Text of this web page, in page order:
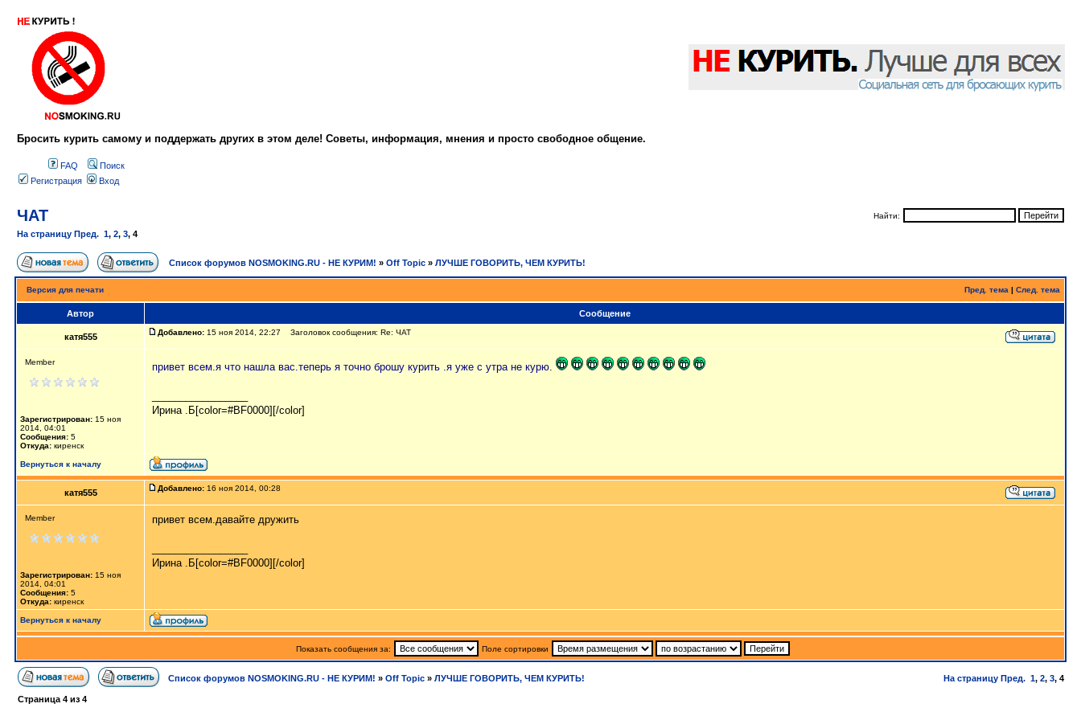
Бросить курить самому и поддержать других в этом деле! Советы, информация, мнения и просто свободное общение.
FAQ
Поиск
Регистрация
Вход
ЧАТ
На страницу Пред. 1, 2, 3, 4
Найти:
Список форумов NOSMOKING.RU - НЕ КУРИМ! » Off Topic » ЛУЧШЕ ГОВОРИТЬ, ЧЕМ КУРИТЬ!
Версия для печати Пред. тема | След. тема
Автор Сообщение
катя555 Добавлено: 15 ноя 2014, 22:27 Заголовок сообщения: Re: ЧАТ
Member
Зарегистрирован: 15 ноя
2014, 04:01
Сообщения: 5
Откуда: киренск
привет всем.я что нашла вас.теперь я точно брошу курить .я уже с утра не курю.
Ирина .Б[color=#BF0000][/color]
Вернуться к началу
катя555 Добавлено: 16 ноя 2014, 00:28
Member
Зарегистрирован: 15 ноя
2014, 04:01
Сообщения: 5
Откуда: киренск
привет всем.давайте дружить
Ирина .Б[color=#BF0000][/color]
Вернуться к началу
Показать сообщения за: Поле сортировки
Список форумов NOSMOKING.RU - НЕ КУРИМ! » Off Topic » ЛУЧШЕ ГОВОРИТЬ, ЧЕМ КУРИТЬ! На страницу Пред. 1, 2, 3, 4
Страница 4 из 4